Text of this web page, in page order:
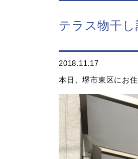
テラス物干し
2018.11.17
本日、堺市東区にお